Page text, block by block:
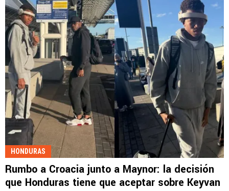
HONDURAS
Rumbo a Croacia junto a Maynor: la decisión
que Honduras tiene que aceptar sobre Keyvan